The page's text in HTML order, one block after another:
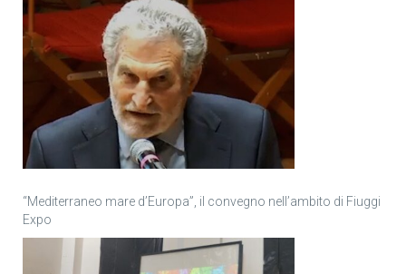
“Mediterraneo mare d’Europa”, il convegno nell’ambito di Fiuggi
Expo